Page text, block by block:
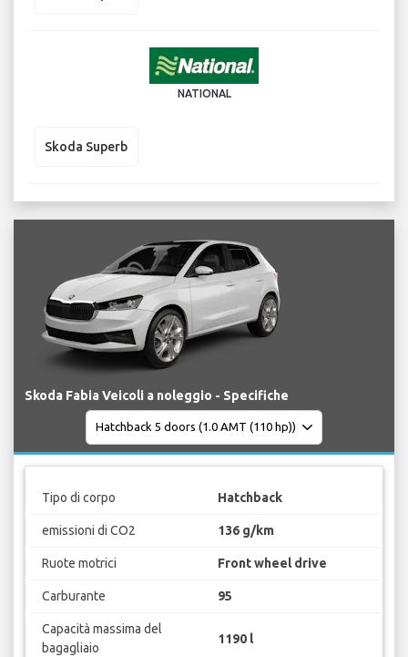
NATIONAL
Skoda Superb
Skoda Fabia Veicoli a noleggio - Specifiche
Tipo di corpo Hatchback
emissioni di CO2 136 g/km
Ruote motrici Front wheel drive
Carburante 95
Capacità massima del
bagagliaio
1190 l